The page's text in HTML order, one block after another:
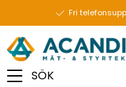
Fri